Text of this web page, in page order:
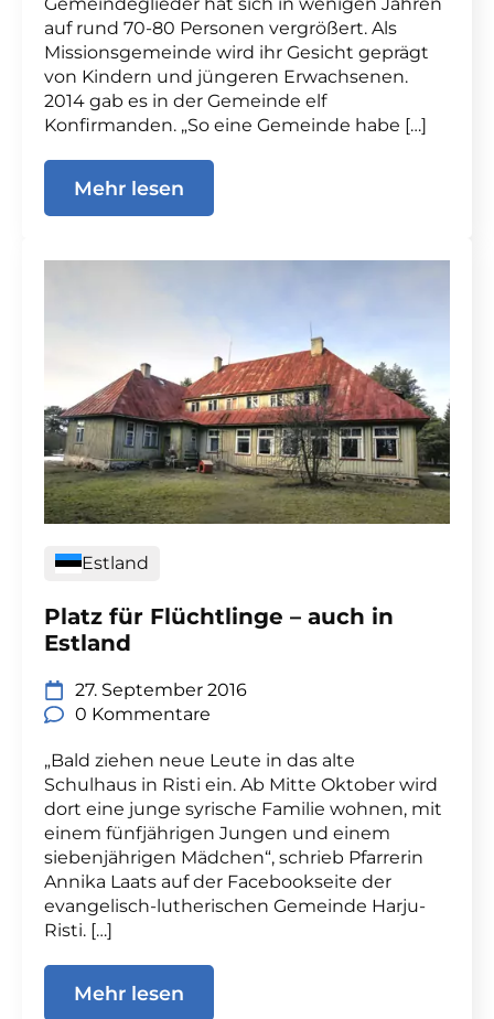
Gemeindeglieder hat sich in wenigen Jahren
auf rund 70-80 Personen vergrößert. Als
Missionsgemeinde wird ihr Gesicht geprägt
von Kindern und jüngeren Erwachsenen.
2014 gab es in der Gemeinde elf
Konfirmanden. „So eine Gemeinde habe […]
Mehr lesen
Estland
Platz für Flüchtlinge – auch in
Estland
27. September 2016
0 Kommentare
„Bald ziehen neue Leute in das alte
Schulhaus in Risti ein. Ab Mitte Oktober wird
dort eine junge syrische Familie wohnen, mit
einem fünfjährigen Jungen und einem
siebenjährigen Mädchen“, schrieb Pfarrerin
Annika Laats auf der Facebookseite der
evangelisch-lutherischen Gemeinde Harju-
Risti. […]
Mehr lesen